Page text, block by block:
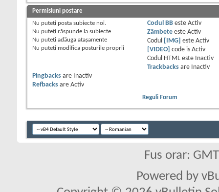
Permisiuni postare
Nu puteţi posta subiecte noi.
Nu puteţi răspunde la subiecte
Nu puteţi adăuga ataşamente
Nu puteţi modifica posturile proprii
Codul BBeste Activ
Zâmbeteeste Activ
Codul
[IMG] este Activ
[VIDEO]
code is Activ
Codul HTML este
Inactiv
Trackbacksare
Inactiv
Pingbacks are
Inactiv
Refbacks are Activ
Reguli Forum
Fus orar:
Powered by